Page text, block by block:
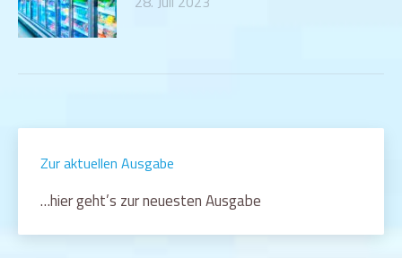
Zur aktuellen Ausgabe
…hier geht’s zur neuesten Ausgabe